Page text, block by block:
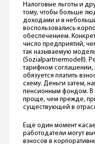
Налоговые льготы и
тому, чтобы больше
доходами и в
воспользовались
обеспечением.
число предприятий,
так называемую
(Sozialpartnermodell).
тарифном соглашении,
обязуется платить
схему. Деньги затем,
пенсионным фондом. В
проще, чем прежде,
существующей в
Еще один момент
работодатели могут
взносов в